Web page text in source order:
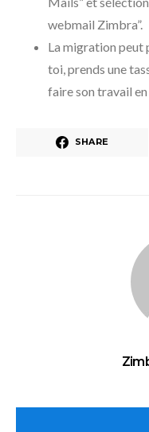
webmail Zimbra”.
La migration peut
toi, prends une
faire son travail
SHARE